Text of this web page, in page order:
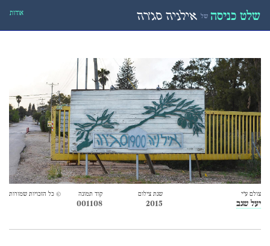
שלט כניסה של אילניה סג׳רה אודות
צולם ע״י
יעל שגב
שנת צילום
2015
קוד תמונה
001108
© כל הזכויות שמורות